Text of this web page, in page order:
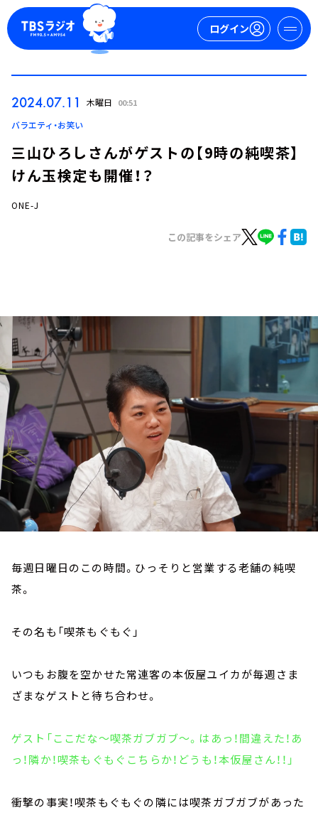
ログイン
ログイン
お知らせ
イベント・グッズ
YouTube
会社情報
2024.07.11 木曜日 00:51
バラエティ・お笑い
三山ひろしさんがゲストの【9時の純喫茶】
けん玉検定も開催！？
ONE-J
この記事をシェア
毎週日曜日のこの時間。ひっそりと営業する老舗の純喫
茶。
その名も「喫茶もぐもぐ」
いつもお腹を空かせた常連客の本仮屋ユイカが毎週さま
ざまなゲストと待ち合わせ。
ゲスト「ここだな～喫茶ガブガブ～。はあっ！間違えた！あ
っ！隣か！喫茶もぐもぐこちらか！どうも！本仮屋さん！！」
衝撃の事実！喫茶もぐもぐの隣には喫茶ガブガブがあった